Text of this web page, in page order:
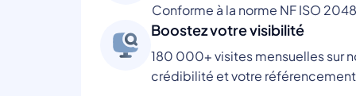
Conforme à la norme NF ISO
Boostez votre visibilité
180 000+ visites mensuelles sur
crédibilité et votre